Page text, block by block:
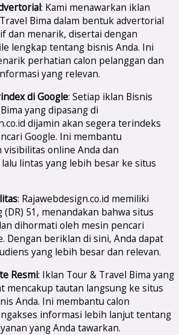
: Kami menawarkan iklan
Bima dalam bentuk advertorial
dan menarik, disertai dengan
lengkap tentang bisnis Anda. Ini
perhatian calon pelanggan dan
yang relevan.
di Google: Setiap iklan Bisnis
yang dipasang di
dijamin akan segera terindeks
Google. Ini membantu
online Anda dan
lintas yang lebih besar ke situs
: Rajawebdesign.co.id memiliki
(DR) 51, menandakan bahwa situs
dihormati oleh mesin pencari
Dengan beriklan di sini, Anda dapat
yang lebih besar dan relevan.
Resmi: Iklan Tour & Travel Bima yang
mencakup tautan langsung ke situs
Anda. Ini membantu calon
informasi lebih lanjut tentang
yang Anda tawarkan.